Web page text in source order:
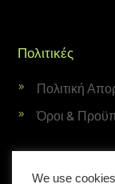
Πολιτικές
Πολιτική
Όροι &
We use